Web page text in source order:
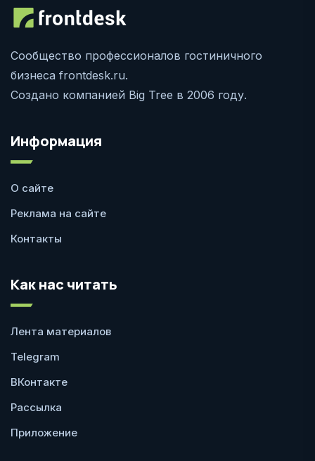
Сообщество профессионалов гостиничного
бизнеса frontdesk.ru.
Создано компанией Big Tree в 2006 году.
Информация
О сайте
Реклама на сайте
Контакты
Как нас читать
Лента материалов
Telegram
ВКонтакте
Рассылка
Приложение